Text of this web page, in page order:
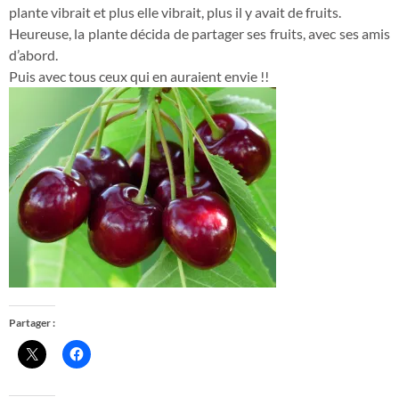
plante vibrait et plus elle vibrait, plus il y avait de fruits.
Heureuse, la plante décida de partager ses fruits, avec ses amis
d’abord.
Puis avec tous ceux qui en auraient envie !!
Partager :